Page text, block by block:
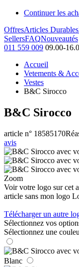
Continuer les
OffresArticles Durables
SellersFAQNouveautés
011 559 009 09.00-
Accueil
Vetements &
Vestes
B&C Sirocco
B&C Sirocco
article n° 18585170
avis
Zoom
Voir votre logo sur cet
article sans mon logo
Télécharger un autre
Sélectionnez vos
Sélectionnez une
Blanc